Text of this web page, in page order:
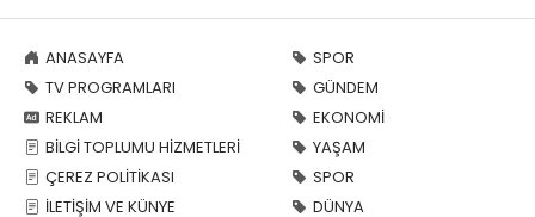
ANASAYFA
TV PROGRAMLARI
REKLAM
BİLGİ TOPLUMU HİZMETLERİ
ÇEREZ POLİTİKASI
İLETİŞİM VE KÜNYE
SPOR
GÜNDEM
EKONOMİ
YAŞAM
SPOR
DÜNYA